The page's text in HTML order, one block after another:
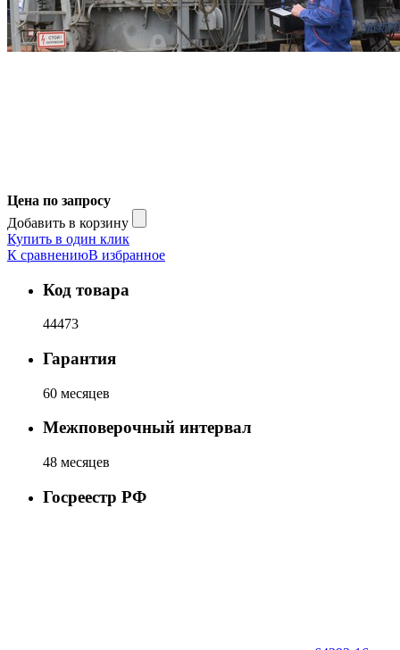
Цена по запросу
Добавить в корзину
Купить в один клик
К сравнениюВ избранное
Код товара
44473
Гарантия
60 месяцев
Межповерочный интервал
48 месяцев
Госреестр РФ